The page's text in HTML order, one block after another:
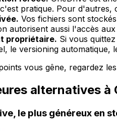
pratique. Pour d'autres,
Vos fichiers sont
autorisent aussi l'accès
propriétaire. Si vous
le versioning automatique,
vous gêne, regardez
alternatives à
le plus généreux en